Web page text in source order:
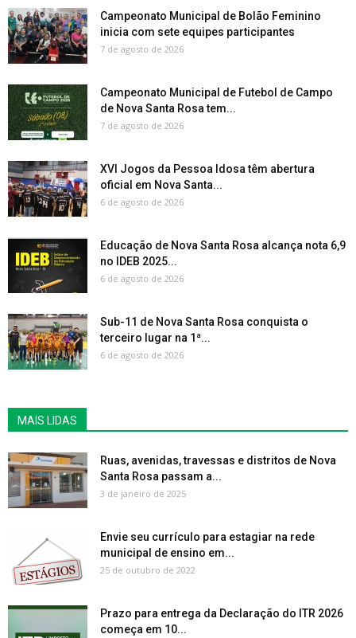
Campeonato Municipal de Bolão Feminino
inicia com sete equipes participantes
7 de agosto de 2026
Campeonato Municipal de Futebol de Campo
de Nova Santa Rosa tem...
7 de agosto de 2026
XVI Jogos da Pessoa Idosa têm abertura
oficial em Nova Santa...
6 de agosto de 2026
Educação de Nova Santa Rosa alcança nota 6,9
no IDEB 2025...
6 de agosto de 2026
Sub-11 de Nova Santa Rosa conquista o
terceiro lugar na 1ª...
6 de agosto de 2026
MAIS LIDAS
Ruas, avenidas, travessas e distritos de Nova
Santa Rosa passam a...
3 de janeiro de 2025
Envie seu currículo para estagiar na rede
municipal de ensino em...
25 de outubro de 2022
Prazo para entrega da Declaração do ITR 2026
começa em 10...